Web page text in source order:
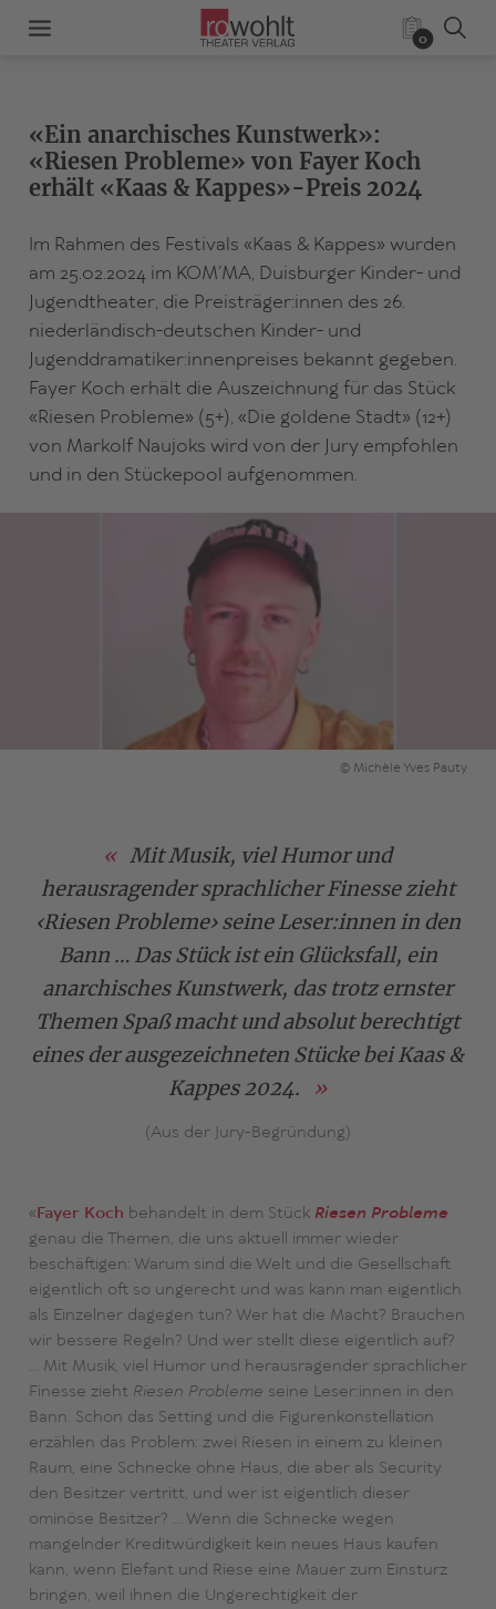
0
«Ein anarchisches Kunstwerk»:
«Riesen Probleme» von Fayer Koch
erhält «Kaas & Kappes»-Preis 2024
Im Rahmen des Festivals «Kaas & Kappes» wurden
am 25.02.2024 im KOM´MA, Duisburger Kinder- und
Jugendtheater, die Preisträger:innen des 26.
niederländisch-deutschen Kinder- und
Jugenddramatiker:innenpreises bekannt gegeben.
Fayer Koch erhält die Auszeichnung für das Stück
«Riesen Probleme» (5+), «Die goldene Stadt» (12+)
von Markolf Naujoks wird von der Jury empfohlen
und in den Stückepool aufgenommen.
© Michèle Yves Pauty
Mit Musik, viel Humor und
herausragender sprachlicher Finesse zieht
‹Riesen Probleme› seine Leser:innen in den
Bann … Das Stück ist ein Glücksfall, ein
anarchisches Kunstwerk, das trotz ernster
Themen Spaß macht und absolut berechtigt
eines der ausgezeichneten Stücke bei Kaas &
Kappes 2024.
(Aus der Jury-Begründung)
«Fayer Koch behandelt in dem Stück Riesen Probleme
genau die Themen, die uns aktuell immer wieder
beschäftigen: Warum sind die Welt und die Gesellschaft
eigentlich oft so ungerecht und was kann man eigentlich
als Einzelner dagegen tun? Wer hat die Macht? Brauchen
wir bessere Regeln? Und wer stellt diese eigentlich auf?
… Mit Musik, viel Humor und herausragender sprachlicher
Finesse zieht Riesen Probleme seine Leser:innen in den
Bann. Schon das Setting und die Figurenkonstellation
erzählen das Problem: zwei Riesen in einem zu kleinen
Raum, eine Schnecke ohne Haus, die aber als Security
den Besitzer vertritt, und wer ist eigentlich dieser
ominöse Besitzer? … Wenn die Schnecke wegen
mangelnder Kreditwürdigkeit kein neues Haus kaufen
kann, wenn Elefant und Riese eine Mauer zum Einsturz
bringen, weil ihnen die Ungerechtigkeit der